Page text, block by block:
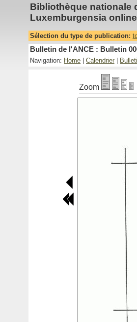
Bibliothèque nationale
Luxemburgensia online
Sélection du type de publication:
Bulletin de l'ANCE : Bulletin
Navigation: Home Calendrier
Zoom